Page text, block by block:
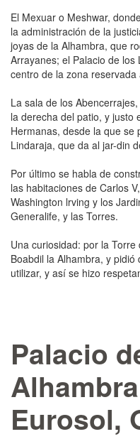
El Mexuar o Meshwar,
la administración de la
joyas de la Alhambra, que
Arrayanes; el Palacio de
centro de la zona reservada
La sala de los
la derecha del patio, y justo
Hermanas, desde la que se
Lindaraja, que da al jar-din
Por último se habla de
las habitaciones de Carlos
Washington lrving y los
Generalife, y las Torres.
Una curiosidad: por la
Boabdil la Alhambra, y
utilizar, y así se hizo
Palacio
Eurosol,